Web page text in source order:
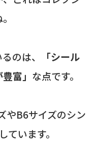
のは、
「シール
富」 な点です。
やB6サイズのシン
ています。